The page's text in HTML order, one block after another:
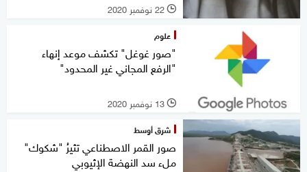
l 22 نوفمبر 2020
علوم
"صور غوغل" تكشف موعد إنهاء
"الرفع المجاني غير المحدود"
l 13 نوفمبر 2020
شرق أوسط
صور القمر الاصطناعي تثيرُ "شكوك"
ملء سد النهضة الإثيوبي